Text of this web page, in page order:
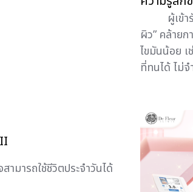
ผู้เข้ารับ
ผิว” คล้าย
ไขมันน้อย
ที่ทนได้ ไม่จ
มารถใช้ชีวิตประจำวันได้